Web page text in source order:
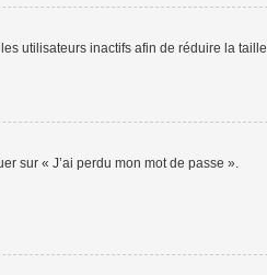
utilisateurs inactifs afin de réduire la taille
sur « J’ai perdu mon mot de passe ».